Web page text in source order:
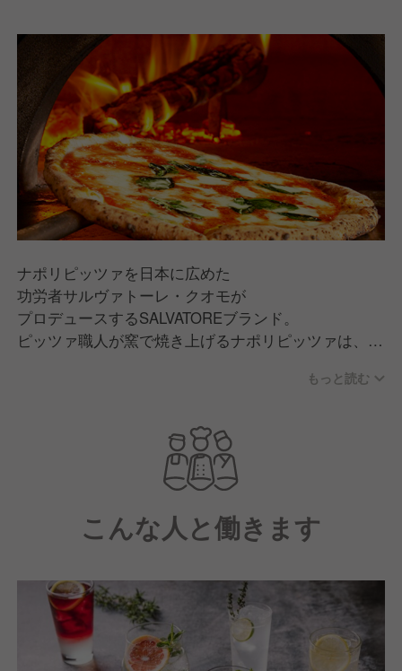
ナポリピッツァを日本に広めた
功労者サルヴァトーレ・クオモが
プロデュースするSALVATOREブランド。
ピッツァ職人が窯で焼き上げるナポリピッツァは、
デリバリーも行っています。
ワインやアンティパスト、セコンドも充実。
本物の味をカジュアルにお楽しみいただけます。
もっと読む
こんな人と働きます